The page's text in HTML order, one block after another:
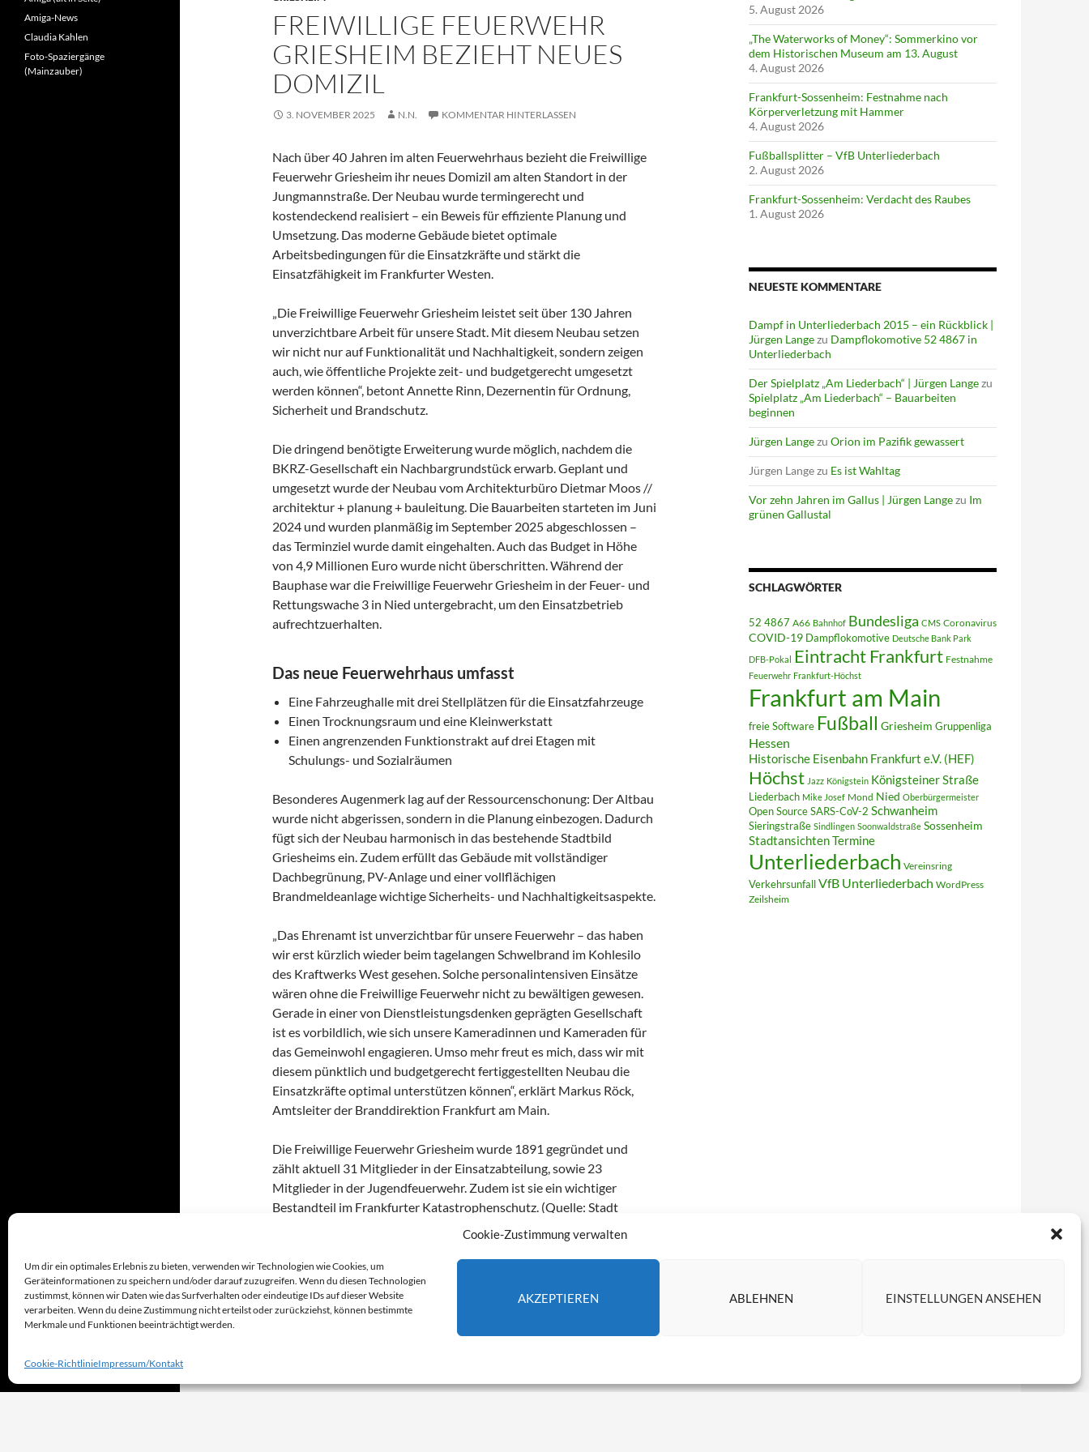
Cookie-Zustimmung verwalten
Um dir ein optimales Erlebnis zu bieten, verwenden wir Technologien wie Cookies, um
Geräteinformationen zu speichern und/oder darauf zuzugreifen. Wenn du diesen Technologien
zustimmst, können wir Daten wie das Surfverhalten oder eindeutige IDs auf dieser Website
verarbeiten. Wenn du deine Zustimmung nicht erteilst oder zurückziehst, können bestimmte
Merkmale und Funktionen beeinträchtigt werden.
AKZEPTIEREN ABLEHNEN EINSTELLUNGEN ANSEHEN
Cookie-RichtlinieImpressum/Kontakt
FREIWILLIGE FEUERWEHR
GRIESHEIM BEZIEHT NEUES
DOMIZIL
3. NOVEMBER 2025 N.N. KOMMENTAR HINTERLASSEN
Nach über 40 Jahren im alten Feuerwehrhaus bezieht die Freiwillige
Feuerwehr Griesheim ihr neues Domizil am alten Standort in der
Jungmannstraße. Der Neubau wurde termingerecht und
kostendeckend realisiert – ein Beweis für effiziente Planung und
Umsetzung. Das moderne Gebäude bietet optimale
Arbeitsbedingungen für die Einsatzkräfte und stärkt die
Einsatzfähigkeit im Frankfurter Westen.
„Die Freiwillige Feuerwehr Griesheim leistet seit über 130 Jahren
unverzichtbare Arbeit für unsere Stadt. Mit diesem Neubau setzen
wir nicht nur auf Funktionalität und Nachhaltigkeit, sondern zeigen
auch, wie öffentliche Projekte zeit- und budgetgerecht umgesetzt
werden können“, betont Annette Rinn, Dezernentin für Ordnung,
Sicherheit und Brandschutz.
Die dringend benötigte Erweiterung wurde möglich, nachdem die
BKRZ-Gesellschaft ein Nachbargrundstück erwarb. Geplant und
umgesetzt wurde der Neubau vom Architekturbüro Dietmar Moos //
architektur + planung + bauleitung. Die Bauarbeiten starteten im Juni
2024 und wurden planmäßig im September 2025 abgeschlossen –
das Terminziel wurde damit eingehalten. Auch das Budget in Höhe
von 4,9 Millionen Euro wurde nicht überschritten. Während der
Bauphase war die Freiwillige Feuerwehr Griesheim in der Feuer- und
Rettungswache 3 in Nied untergebracht, um den Einsatzbetrieb
aufrechtzuerhalten.
Das neue Feuerwehrhaus umfasst
Eine Fahrzeughalle mit drei Stellplätzen für die Einsatzfahrzeuge
Einen Trocknungsraum und eine Kleinwerkstatt
Einen angrenzenden Funktionstrakt auf drei Etagen mit
Schulungs- und Sozialräumen
Besonderes Augenmerk lag auf der Ressourcenschonung: Der Altbau
wurde nicht abgerissen, sondern in die Planung einbezogen. Dadurch
fügt sich der Neubau harmonisch in das bestehende Stadtbild
Griesheims ein. Zudem erfüllt das Gebäude mit vollständiger
Dachbegrünung, PV-Anlage und einer vollflächigen
Brandmeldeanlage wichtige Sicherheits- und Nachhaltigkeitsaspekte.
„Das Ehrenamt ist unverzichtbar für unsere Feuerwehr – das haben
wir erst kürzlich wieder beim tagelangen Schwelbrand im Kohlesilo
des Kraftwerks West gesehen. Solche personalintensiven Einsätze
wären ohne die Freiwillige Feuerwehr nicht zu bewältigen gewesen.
Gerade in einer von Dienstleistungsdenken geprägten Gesellschaft
ist es vorbildlich, wie sich unsere Kameradinnen und Kameraden für
das Gemeinwohl engagieren. Umso mehr freut es mich, dass wir mit
diesem pünktlich und budgetgerecht fertiggestellten Neubau die
Einsatzkräfte optimal unterstützen können“, erklärt Markus Röck,
Amtsleiter der Branddirektion Frankfurt am Main.
Die Freiwillige Feuerwehr Griesheim wurde 1891 gegründet und
zählt aktuell 31 Mitglieder in der Einsatzabteilung, sowie 23
Mitglieder in der Jugendfeuerwehr. Zudem ist sie ein wichtiger
Bestandteil im Frankfurter Katastrophenschutz. (Quelle: Stadt
ANNETTE RINN FRANKFURT AM MAIN
GRIESHEIM
MARKUS RÖCK
5. August 2026
„The Waterworks of Money“: Sommerkino vor
dem Historischen Museum am 13. August
4. August 2026
Frankfurt-Sossenheim: Festnahme nach
Körperverletzung mit Hammer
4. August 2026
Fußballsplitter – VfB Unterliederbach
2. August 2026
Frankfurt-Sossenheim: Verdacht des Raubes
1. August 2026
NEUESTE KOMMENTARE
Dampf in Unterliederbach 2015 – ein Rückblick |
Jürgen Langezu Dampflokomotive 52 4867 in
Unterliederbach
Der Spielplatz „Am Liederbach“ | Jürgen Langezu
Spielplatz „Am Liederbach“ – Bauarbeiten
beginnen
Jürgen Langezu Orion im Pazifik gewassert
Jürgen Langezu Es ist Wahltag
Vor zehn Jahren im Gallus | Jürgen Langezu Im
grünen Gallustal
SCHLAGWÖRTER
52 4867 A66 Bahnhof Bundesliga CMS Coronavirus
COVID-19 Dampflokomotive Deutsche Bank Park
DFB-Pokal Eintracht Frankfurt Festnahme
Feuerwehr Frankfurt-Höchst
Frankfurt am Main
freie Software Fußball Griesheim Gruppenliga
Hessen
Historische Eisenbahn Frankfurt e.V. (HEF)
Höchst Jazz Königstein Königsteiner Straße
Liederbach Mike Josef Mond Nied Oberbürgermeister
Open SourceSARS-CoV-2 Schwanheim
Sieringstraße Sindlingen Soonwaldstraße Sossenheim
StadtansichtenTermine
Unterliederbach Vereinsring
VerkehrsunfallVfB Unterliederbach WordPress
Zeilsheim
Amiga-News
Claudia Kahlen
Foto-Spaziergänge
(Mainzauber)